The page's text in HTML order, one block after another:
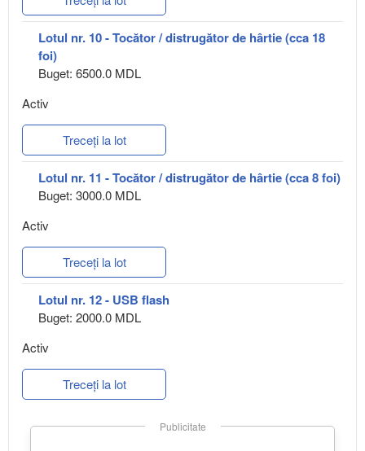
Lotul nr. 10 - Tocător / distrugător de hârtie (cca 18
foi)
Buget: 6500.0 MDL
Activ
Treceți la lot
Lotul nr. 11 - Tocător / distrugător de hârtie (cca 8 foi)
Buget: 3000.0 MDL
Activ
Treceți la lot
Lotul nr. 12 - USB flash
Buget: 2000.0 MDL
Activ
Treceți la lot
Publicitate